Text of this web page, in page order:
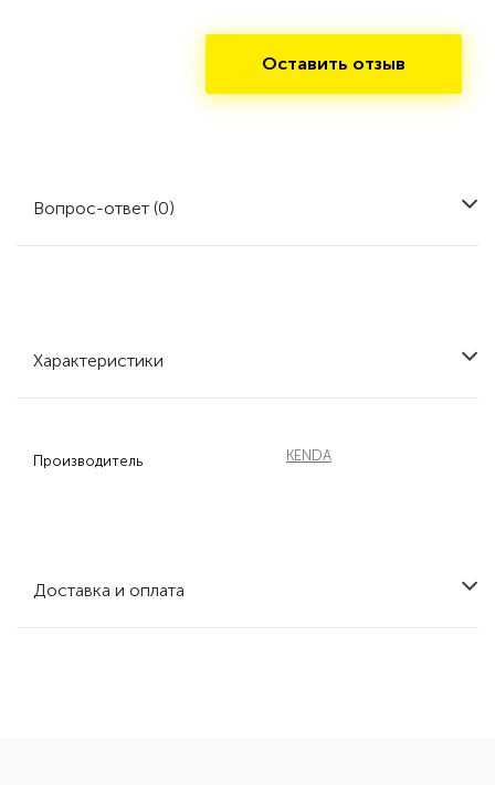
Оставить отзыв
Вопрос-ответ (0)
Характеристики
Производитель KENDA
Доставка и оплата